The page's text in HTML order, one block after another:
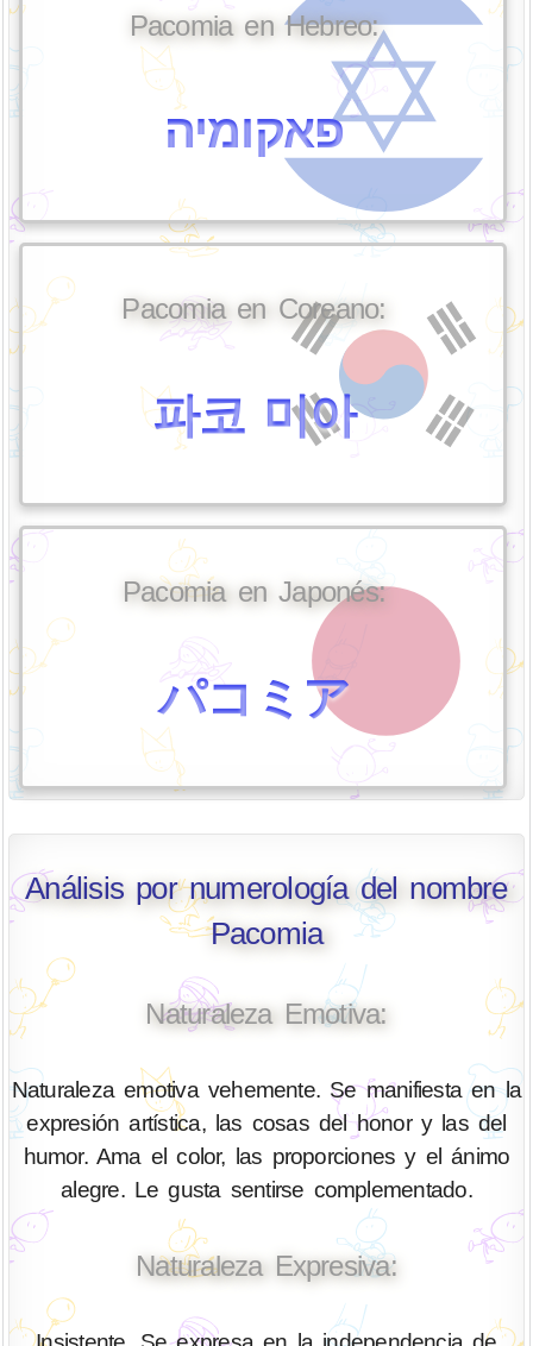
Pacomia en Hebreo:
פאקומיה
Pacomia en Coreano:
파코 미아
Pacomia en Japonés:
パコミア
Análisis por numerología del nombre
Pacomia
Naturaleza Emotiva:
Naturaleza emotiva vehemente. Se manifiesta en la
expresión artística, las cosas del honor y las del
humor. Ama el color, las proporciones y el ánimo
alegre. Le gusta sentirse complementado.
Naturaleza Expresiva: